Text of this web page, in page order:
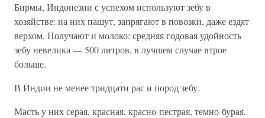
Бирмы, Индонезии с успехом используют зебу в
хозяйстве: на них пашут, запрягают в повозки, даже ездят
верхом. Получают и молоко: средняя годовая удойность
зебу невелика — 500 литров, в лучшем случае втрое
больше.
В Индии не менее тридцати рас и пород зебу.
Масть у них серая, красная, красно-пестрая, темно-бурая.